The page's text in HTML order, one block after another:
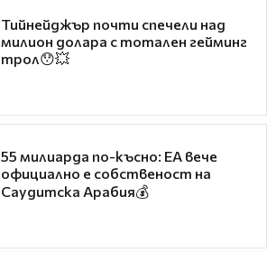
Тийнейджър почти спечели над
милион долара с тотален гейминг
трол😯💥
55 милиарда по-късно: EA вече
официално е собственост на
Саудитска Арабия💰